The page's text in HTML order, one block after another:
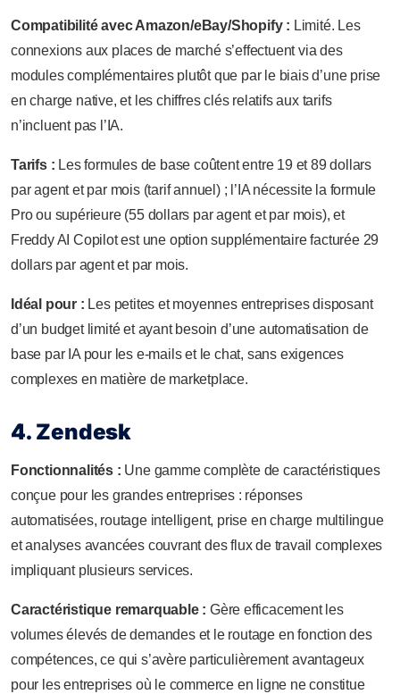
Compatibilité avec Amazon/eBay/Shopify : Limité. Les
connexions aux places de marché s’effectuent via des
modules complémentaires plutôt que par le biais d’une prise
en charge native, et les chiffres clés relatifs aux tarifs
n’incluent pas l’IA.
Tarifs : Les formules de base coûtent entre 19 et 89 dollars
par agent et par mois (tarif annuel) ; l’IA nécessite la formule
Pro ou supérieure (55 dollars par agent et par mois), et
Freddy AI Copilot est une option supplémentaire facturée 29
dollars par agent et par mois.
Idéal pour : Les petites et moyennes entreprises disposant
d’un budget limité et ayant besoin d’une automatisation de
base par IA pour les e-mails et le chat, sans exigences
complexes en matière de marketplace.
4. Zendesk
Fonctionnalités : Une gamme complète de caractéristiques
conçue pour les grandes entreprises : réponses
automatisées, routage intelligent, prise en charge multilingue
et analyses avancées couvrant des flux de travail complexes
impliquant plusieurs services.
Caractéristique remarquable : Gère efficacement les
volumes élevés de demandes et le routage en fonction des
compétences, ce qui s’avère particulièrement avantageux
pour les entreprises où le commerce en ligne ne constitue